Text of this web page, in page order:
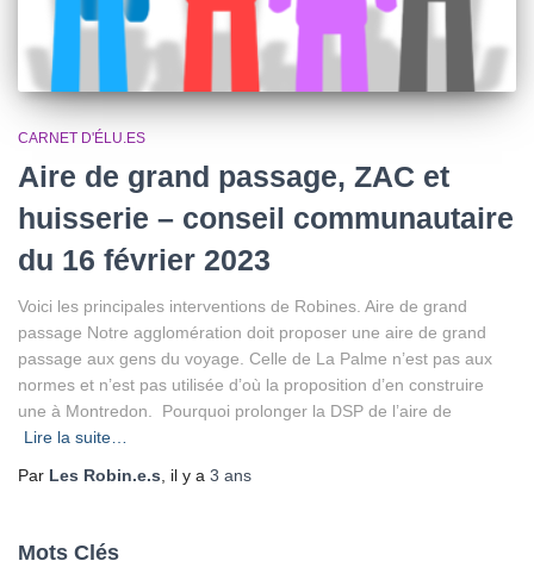
CARNET D'ÉLU.ES
Aire de grand passage, ZAC et
huisserie – conseil communautaire
du 16 février 2023
Voici les principales interventions de Robines. Aire de grand
passage Notre agglomération doit proposer une aire de grand
passage aux gens du voyage. Celle de La Palme n’est pas aux
normes et n’est pas utilisée d’où la proposition d’en construire
une à Montredon. Pourquoi prolonger la DSP de l’aire de
Lire la suite…
Par Les Robin.e.s , il y a 3 ans
Mots Clés